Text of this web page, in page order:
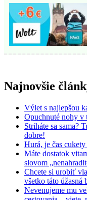
Najnovšie
Výlet s najlepšou
Opuchnuté nohy v
Striháte sa sama?
dobre!
Hurá, je čas
Máte dostatok
slovom
Chcete si urobiť
všetko táto úžasná
Nevenujeme mu